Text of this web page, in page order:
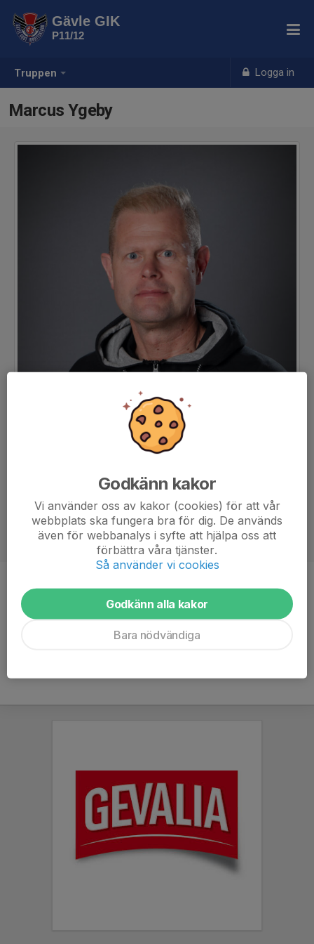
Truppen Logga in
Gävle GIK
P11/12
Marcus Ygeby
Titel
Tränare
Ålder
52 år
Godkänn kakor
Vi använder oss av kakor (cookies) för att vår
webbplats ska fungera bra för dig. De används
även för webbanalys i syfte att hjälpa oss att
förbättra våra tjänster.
Så använder vi cookies
Godkänn alla kakor
Bara nödvändiga